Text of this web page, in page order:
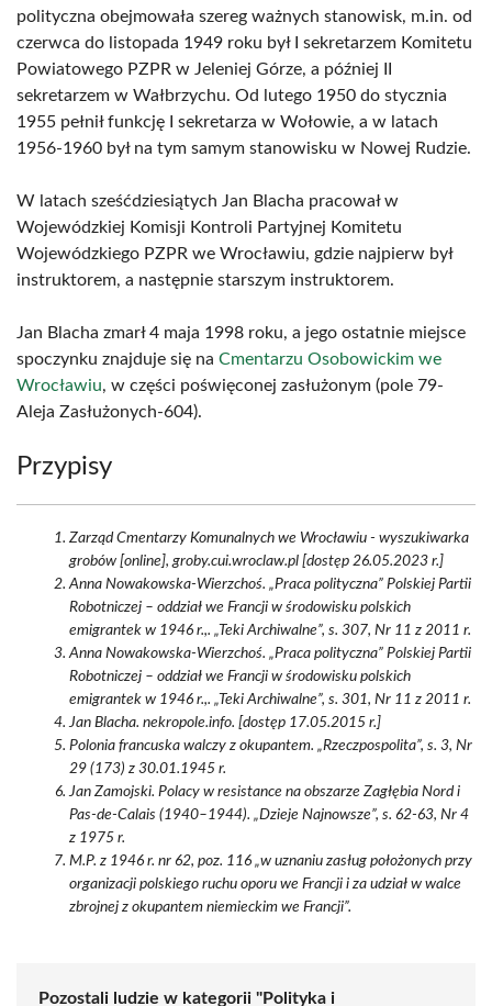
polityczna obejmowała szereg ważnych stanowisk, m.in. od
czerwca do listopada 1949 roku był I sekretarzem Komitetu
Powiatowego PZPR w Jeleniej Górze, a później II
sekretarzem w Wałbrzychu. Od lutego 1950 do stycznia
1955 pełnił funkcję I sekretarza w Wołowie, a w latach
1956-1960 był na tym samym stanowisku w Nowej Rudzie.
W latach sześćdziesiątych Jan Blacha pracował w
Wojewódzkiej Komisji Kontroli Partyjnej Komitetu
Wojewódzkiego PZPR we Wrocławiu, gdzie najpierw był
instruktorem, a następnie starszym instruktorem.
Jan Blacha zmarł 4 maja 1998 roku, a jego ostatnie miejsce
spoczynku znajduje się na Cmentarzu Osobowickim we
Wrocławiu, w części poświęconej zasłużonym (pole 79-
Aleja Zasłużonych-604).
Przypisy
Zarząd Cmentarzy Komunalnych we Wrocławiu - wyszukiwarka
grobów [online], groby.cui.wroclaw.pl [dostęp 26.05.2023 r.]
Anna Nowakowska-Wierzchoś. „Praca polityczna” Polskiej Partii
Robotniczej – oddział we Francji w środowisku polskich
emigrantek w 1946 r.,. „Teki Archiwalne”, s. 307, Nr 11 z 2011 r.
Anna Nowakowska-Wierzchoś. „Praca polityczna” Polskiej Partii
Robotniczej – oddział we Francji w środowisku polskich
emigrantek w 1946 r.,. „Teki Archiwalne”, s. 301, Nr 11 z 2011 r.
Jan Blacha. nekropole.info. [dostęp 17.05.2015 r.]
Polonia francuska walczy z okupantem. „Rzeczpospolita”, s. 3, Nr
29 (173) z 30.01.1945 r.
Jan Zamojski. Polacy w resistance na obszarze Zagłębia Nord i
Pas-de-Calais (1940–1944). „Dzieje Najnowsze”, s. 62-63, Nr 4
z 1975 r.
M.P. z 1946 r. nr 62, poz. 116 „w uznaniu zasług położonych przy
organizacji polskiego ruchu oporu we Francji i za udział w walce
zbrojnej z okupantem niemieckim we Francji”.
Pozostali ludzie w kategorii "Polityka i